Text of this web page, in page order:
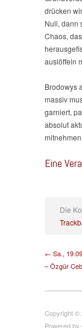
drücken
Null, dann
Chaos,
auslöffeln
Brodowys
massiv
garniert,
absolut
Eine
Die
← Sa.,
– Özgür
Copyright ©
Powered by